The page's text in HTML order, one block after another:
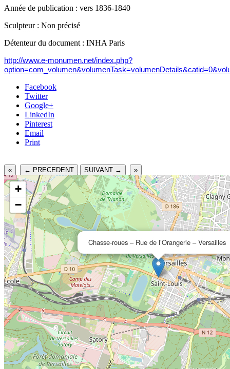
Année de publication : vers 1836-1840
Sculpteur : Non précisé
Détenteur du document : INHA Paris
http://www.e-monumen.net/index.php?
Facebook
Twitter
Google+
LinkedIn
Pinterest
Email
Print
« ← PRECEDENT SUIVANT → »
Chasse-roues – Rue de l’Orangerie – Versailles
+
−